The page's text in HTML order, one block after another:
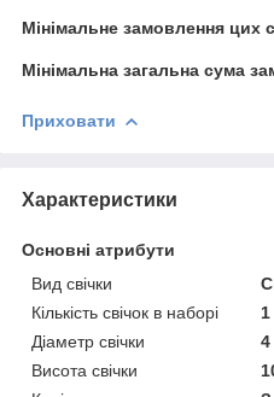
Мінімальне замовлення цих
Мінімальна загальна сума
Приховати
Характеристики
Основні атрибути
Вид свічки
Кількість свічок в наборі
Діаметр свічки
Висота свічки